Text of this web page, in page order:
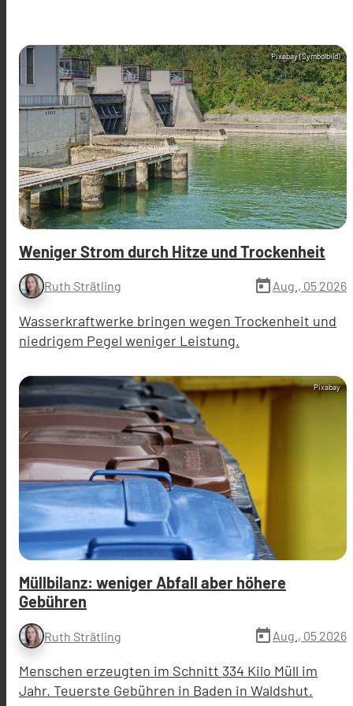
Pixabay (Symbolbild)
Weniger Strom durch Hitze und Trockenheit
Ruth Strätling today Aug., 05 2026
Wasserkraftwerke bringen wegen Trockenheit und
niedrigem Pegel weniger Leistung.
Pixabay
Müllbilanz: weniger Abfall aber höhere
Gebühren
Ruth Strätling today Aug., 05 2026
Menschen erzeugten im Schnitt 334 Kilo Müll im
Jahr. Teuerste Gebühren in Baden in Waldshut.